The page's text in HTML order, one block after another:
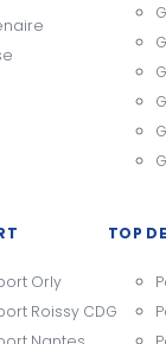
Orly
Roissy CDG
TOP